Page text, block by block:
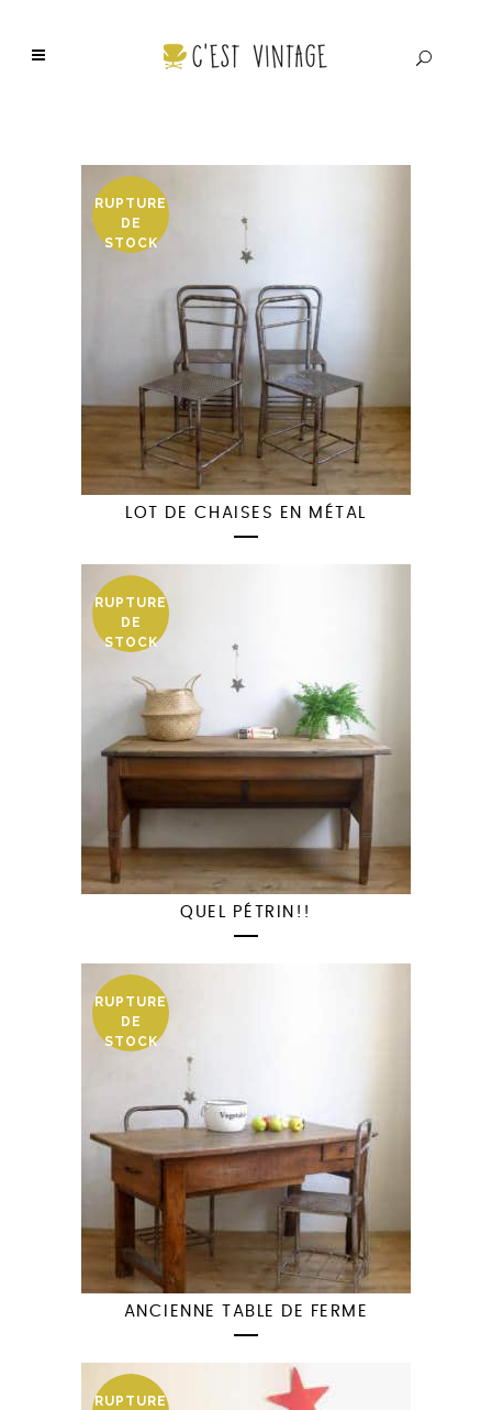
RUPTURE
DE
STOCK
LOT DE CHAISES EN MÉTAL
RUPTURE
DE
STOCK
QUEL PÉTRIN!!
RUPTURE
DE
STOCK
ANCIENNE TABLE DE FERME
RUPTURE